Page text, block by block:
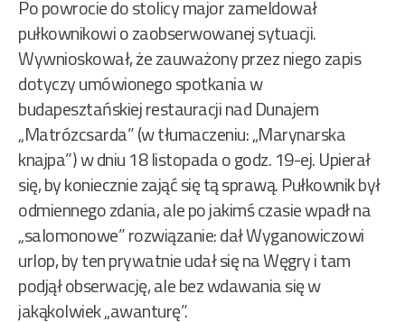
Po powrocie do stolicy major zameldował
pułkownikowi o zaobserwowanej sytuacji.
Wywnioskował, że zauważony przez niego zapis
dotyczy umówionego spotkania w
budapesztańskiej restauracji nad Dunajem
„Matrózcsarda” (w tłumaczeniu: „Marynarska
knajpa”) w dniu 18 listopada o godz. 19-ej. Upierał
się, by koniecznie zająć się tą sprawą. Pułkownik był
odmiennego zdania, ale po jakimś czasie wpadł na
„salomonowe” rozwiązanie: dał Wyganowiczowi
urlop, by ten prywatnie udał się na Węgry i tam
podjął obserwację, ale bez wdawania się w
jakąkolwiek „awanturę”.